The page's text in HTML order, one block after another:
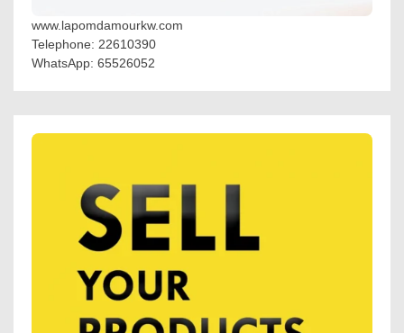
www.lapomdamourkw.com
Telephone: 22610390
WhatsApp: 65526052